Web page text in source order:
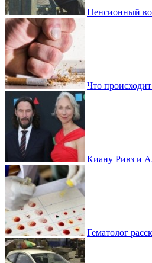
Пенсионный
Что
Киану Ривз и
Гематолог